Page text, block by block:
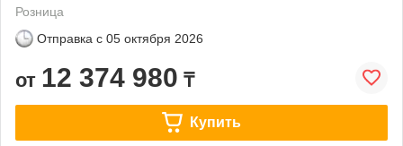
Розница
Отправка с 05 октября 2026
от 12 374 980 ₸
Купить